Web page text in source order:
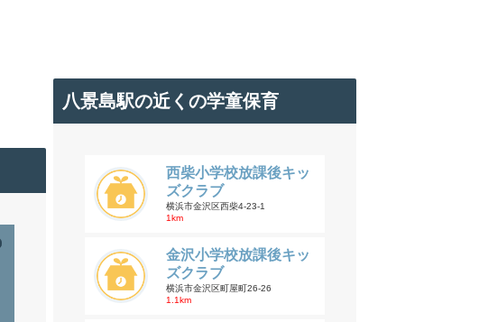
八景島駅の近くの学童保育
西柴小学校放課後キッ
ズクラブ
横浜市金沢区西柴4-23-1
1km
金沢小学校放課後キッ
ズクラブ
横浜市金沢区町屋町26-26
1.1km